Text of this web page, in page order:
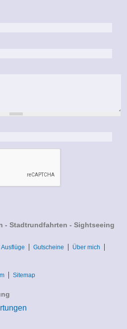
- Stadtrundfahrten - Sightseeing
Ausflüge Gutscheine
Über mich
Sitemap